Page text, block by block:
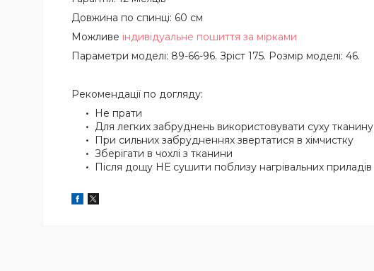
Довжина по спинці: 60 см
Можливе індивідуальне пошиття за мірками
Параметри моделі: 89-66-96. Зріст 175. Розмір моделі: 46.
Рекомендації по догляду:
Не прати
Для легких забруднень використовувати суху тканину
При сильних забрудненнях звертатися в хімчистку
Зберігати в чохлі з тканини
Після дощу НЕ сушити поблизу нагрівальних приладів